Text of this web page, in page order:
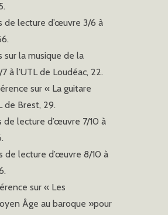
de lecture d’œuvre 3/6 à
sur la musique de la
à l’UTL de Loudéac, 22.
sur « La guitare
de Brest, 29.
de lecture d’œuvre 7/10 à
de lecture d’œuvre 8/10 à
sur « Les
Âge au baroque »pour